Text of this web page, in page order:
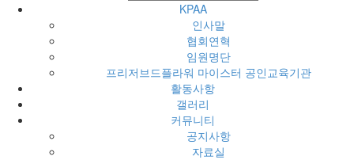
KPAA
인사말
협회연혁
임원명단
프리저브드플라워 마이스터 공인교육기관
활동사항
갤러리
커뮤니티
공지사항
자료실